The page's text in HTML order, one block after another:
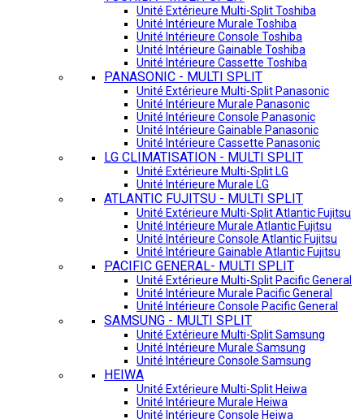
Unité Extérieure Multi-Split Toshiba
Unité Intérieure Murale Toshiba
Unité Intérieure Console Toshiba
Unité Intérieure Gainable Toshiba
Unité Intérieure Cassette Toshiba
PANASONIC - MULTI SPLIT
Unité Extérieure Multi-Split Panasonic
Unité Intérieure Murale Panasonic
Unité Intérieure Console Panasonic
Unité Intérieure Gainable Panasonic
Unité Intérieure Cassette Panasonic
LG CLIMATISATION - MULTI SPLIT
Unité Extérieure Multi-Split LG
Unité Intérieure Murale LG
ATLANTIC FUJITSU - MULTI SPLIT
Unité Extérieure Multi-Split Atlantic Fujitsu
Unité Intérieure Murale Atlantic Fujitsu
Unité Intérieure Console Atlantic Fujitsu
Unité Intérieure Gainable Atlantic Fujitsu
PACIFIC GENERAL- MULTI SPLIT
Unité Extérieure Multi-Split Pacific General
Unité Intérieure Murale Pacific General
Unité Intérieure Console Pacific General
SAMSUNG - MULTI SPLIT
Unité Extérieure Multi-Split Samsung
Unité Intérieure Murale Samsung
Unité Intérieure Console Samsung
HEIWA
Unité Extérieure Multi-Split Heiwa
Unité Intérieure Murale Heiwa
Unité Intérieure Console Heiwa